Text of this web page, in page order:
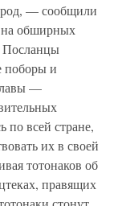
— сообщили
обширных
Посланцы
поборы и
—
по всей стране,
их в своей
тотонаков об
правящих